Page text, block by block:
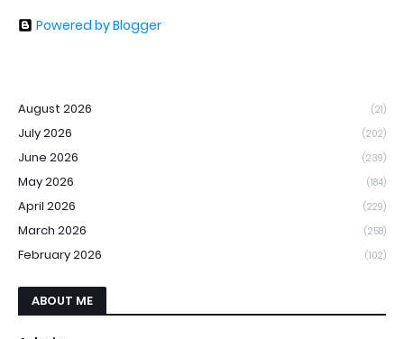
Powered by Blogger
August 2026 (21)
July 2026 (202)
June 2026 (239)
May 2026 (184)
April 2026 (229)
March 2026 (258)
February 2026 (102)
ABOUT ME